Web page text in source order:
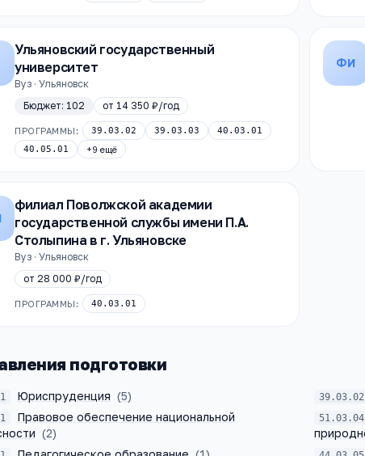
Ульяновский государственный
университет
Вуз · Ульяновск
Бюджет: 102 от 14 350 ₽/год
ПРОГРАММЫ: 39.03.02 39.03.03
40.03.01
40.05.01
+9 ещё
ФИ
филиал Поволжской академии
государственной службы имени П.А.
Столыпина в г. Ульяновске
Вуз · Ульяновск
от 28 000 ₽/год
ПРОГРАММЫ: 40.03.01
подготовки
Юриспруденция (5) 39.03.02
Правовое обеспечение национальной
(2)
51.03.04